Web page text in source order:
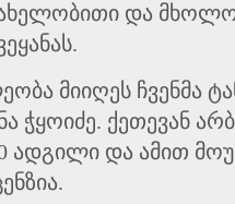
და
მიიღეს ჩვენმა
ჭყოიძე. ქეთევან
ადგილი და ამით